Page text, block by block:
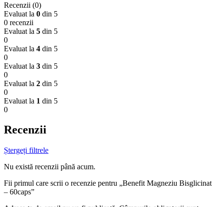
Recenzii (0)
Evaluat la 0 din 5
0 recenzii
Evaluat la 5 din 5
0
Evaluat la 4 din 5
0
Evaluat la 3 din 5
0
Evaluat la 2 din 5
0
Evaluat la 1 din 5
0
Recenzii
Ștergeți filtrele
Nu există recenzii până acum.
Fii primul care scrii o recenzie pentru „Benefit Magneziu Bisglicinat
– 60caps”